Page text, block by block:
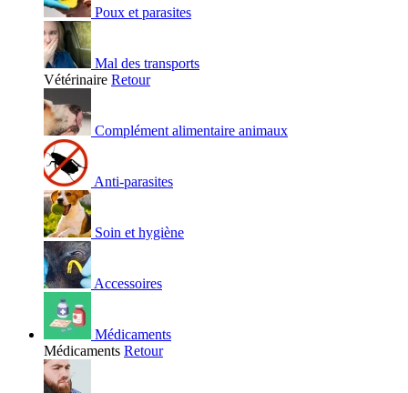
Poux et parasites
Mal des transports
Vétérinaire Retour
Complément alimentaire animaux
Anti-parasites
Soin et hygiène
Accessoires
Médicaments
Médicaments Retour